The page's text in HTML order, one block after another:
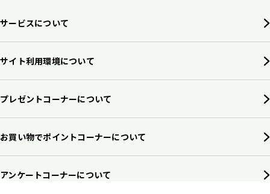
サービスについて
サイト利用環境について
プレゼントコーナーについて
お買い物でポイントコーナーについて
アンケートコーナーについて